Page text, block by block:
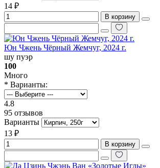
14 ₽
В корзину
Юн Чжень Чёрный Жемчуг, 2024 г.
шу пуэр
100
Много
* Варианты:
4.8
95 отзывов
Варианты
13 ₽
В корзину